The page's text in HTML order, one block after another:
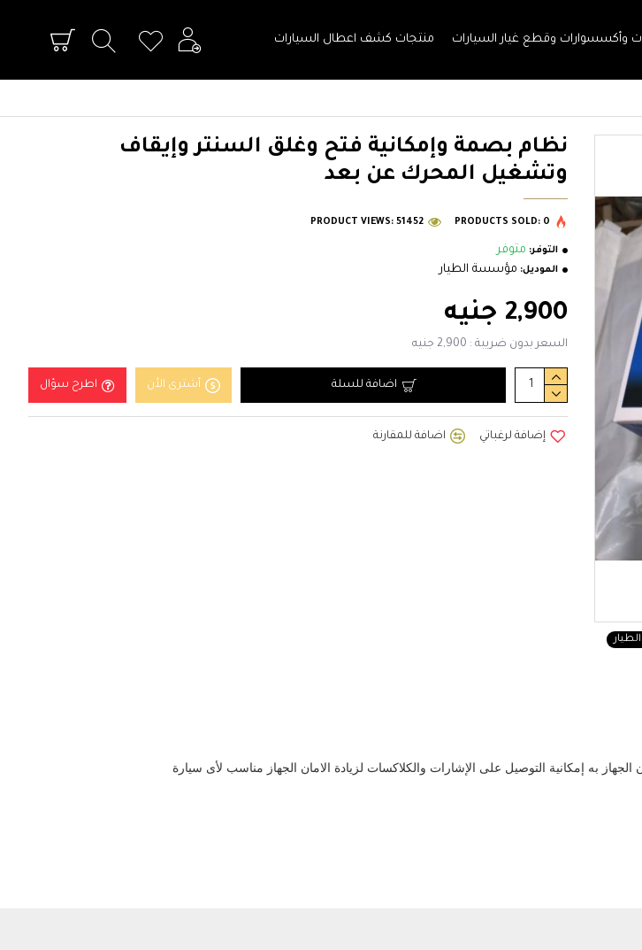
وأكسسوارات وقطع غيار السيارات منتجات كشف اعطال السيارات
نظام بصمة وإمكانية فتح وغلق السنتر وإيقاف
وتشغيل المحرك عن بعد
التوفر: متوفر
الموديل: مؤسسة الطيار
PRODUCTS SOLD: 0
PRODUCT VIEWS: 51452
2,900 جنيه
السعر بدون ضريبة : 2,900 جنيه
اضافة للسلة أشترى الأن اطرح سؤال
إضافة لرغباتي اضافة للمقارنة
به إمكانية التوصيل على الإشارات والكلاكسات لزيادة الامان الجهاز مناسب لأى سيارة